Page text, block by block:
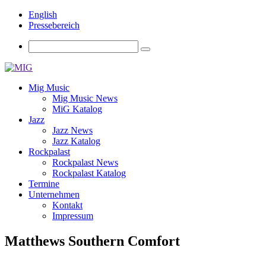
English
Pressebereich
Mig Music
Mig Music News
MiG Katalog
Jazz
Jazz News
Jazz Katalog
Rockpalast
Rockpalast News
Rockpalast Katalog
Termine
Unternehmen
Kontakt
Impressum
Matthews Southern Comfort